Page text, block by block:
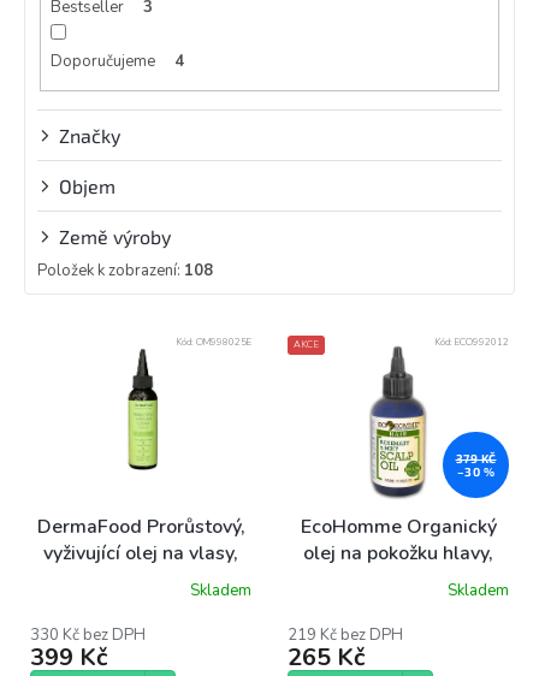
Bestseller 3
Doporučujeme 4
Značky
Objem
Země výroby
Položek k zobrazení: 108
ů
DermaFood Prorůstový,
vyživující olej na vlasy,
Skladem
330 Kč bez DPH
399 Kč
Kód: OM998025E AKCE
379 KČ
–30 %
EcoHomme Organický
olej na pokožku hlavy,
Skladem
219 Kč bez DPH
265 Kč
Kód: ECO992012